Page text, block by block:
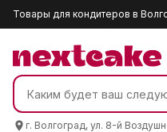
Товары для кондитеров в
г. Волгоград, ул. 8-й